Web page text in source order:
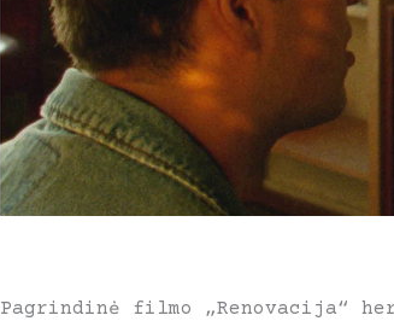
Pagrindinė filmo „Renovacija“